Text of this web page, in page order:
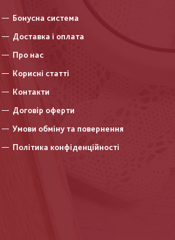
нижнього
колонтитулу
Бонусна система
Доставка і оплата
Про нас
Корисні статті
Контакти
Договір оферти
Умови обміну та повернення
Політика конфіденційності